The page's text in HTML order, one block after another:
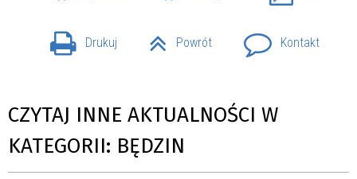
Drukuj Powrót Kontakt
CZYTAJ INNE AKTUALNOŚCI W
KATEGORII: BĘDZIN